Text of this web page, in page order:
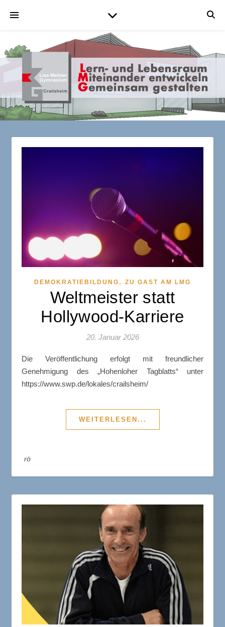
DEMOKRATIEBILDUNG , ZU GAST AM LMG
Weltmeister statt
Hollywood-Karriere
20. Januar 2026
Die Veröffentlichung erfolgt mit freundlicher
Genehmigung des „Hohenloher Tagblatts“ unter
https://www.swp.de/lokales/crailsheim/
WEITERLESEN...
rö